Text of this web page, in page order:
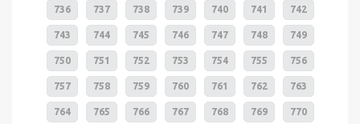
736 737 738 739 740 741 742
743 744 745 746 747 748 749
750 751 752 753 754 755 756
757 758 759 760 761 762 763
764 765 766 767 768 769 770